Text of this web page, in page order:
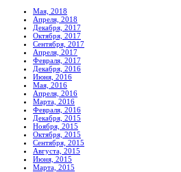
Мая, 2018
Апреля, 2018
Декабря, 2017
Октября, 2017
Сентября, 2017
Апреля, 2017
Февраля, 2017
Декабря, 2016
Июня, 2016
Мая, 2016
Апреля, 2016
Марта, 2016
Февраля, 2016
Декабря, 2015
Ноября, 2015
Октября, 2015
Сентября, 2015
Августа, 2015
Июня, 2015
Марта, 2015